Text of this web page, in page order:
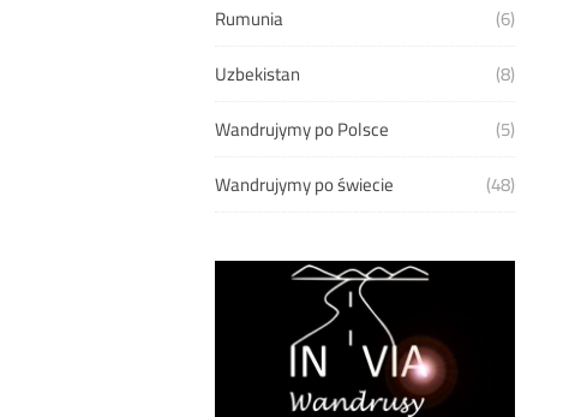
Rumunia
(6)
Uzbekistan
(8)
Wandrujymy po Polsce
(5)
Wandrujymy po świecie
(48)